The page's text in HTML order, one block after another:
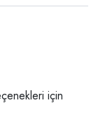
için